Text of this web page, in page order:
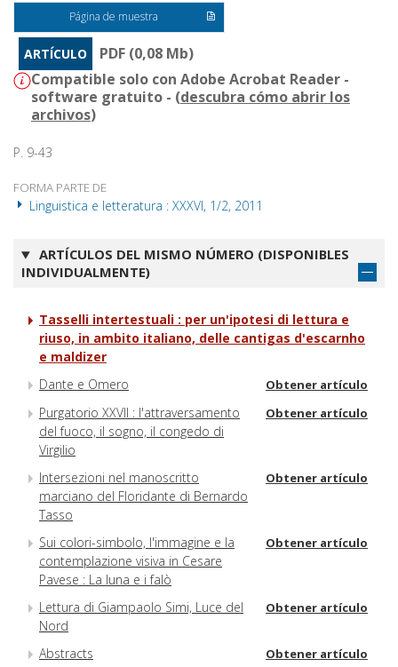
Página de muestra
ARTÍCULO
PDF (0,08 Mb)
Compatible solo con Adobe Acrobat Reader -
software gratuito - (descubra cómo abrir los
archivos)
P. 9-43
FORMA PARTE DE
Linguistica e letteratura : XXXVI, 1/2, 2011
ARTÍCULOS DEL MISMO NÚMERO (DISPONIBLES
INDIVIDUALMENTE)
Tasselli intertestuali : per un'ipotesi di lettura e
riuso, in ambito italiano, delle cantigas d'escarnho
e maldizer
Dante e Omero
Obtener artículo
Purgatorio XXVII : l'attraversamento
del fuoco, il sogno, il congedo di
Virgilio
Obtener artículo
Intersezioni nel manoscritto
marciano del Floridante di Bernardo
Tasso
Obtener artículo
Sui colori-simbolo, l'immagine e la
contemplazione visiva in Cesare
Pavese : La luna e i falò
Obtener artículo
Lettura di Giampaolo Simi, Luce del
Nord
Obtener artículo
Abstracts Obtener artículo